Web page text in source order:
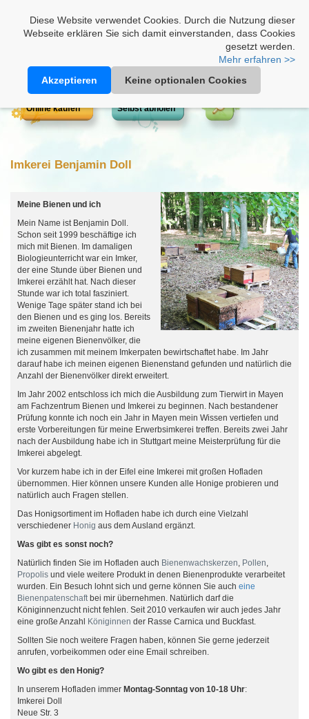
Diese Website verwendet Cookies. Durch die Nutzung dieser
Webseite erklären Sie sich damit einverstanden, dass Cookies
gesetzt werden.
Mehr erfahren >>
Akzeptieren
Keine optionalen Cookies
Online kaufen Selbst abholen
Imkerei Benjamin Doll
Meine Bienen und ich
Mein Name ist Benjamin Doll.
Schon seit 1999 beschäftige ich
mich mit Bienen. Im damaligen
Biologieunterricht war ein Imker,
der eine Stunde über Bienen und
Imkerei erzählt hat. Nach dieser
Stunde war ich total fasziniert.
Wenige Tage später stand ich bei
den Bienen und es ging los. Bereits
im zweiten Bienenjahr hatte ich
meine eigenen Bienenvölker, die
ich zusammen mit meinem Imkerpaten bewirtschaftet habe. Im Jahr
darauf habe ich meinen eigenen Bienenstand gefunden und natürlich die
Anzahl der Bienenvölker direkt erweitert.
Im Jahr 2002 entschloss ich mich die Ausbildung zum Tierwirt in Mayen
am Fachzentrum Bienen und Imkerei zu beginnen. Nach bestandener
Prüfung konnte ich noch ein Jahr in Mayen mein Wissen vertiefen und
erste Vorbereitungen für meine Erwerbsimkerei treffen. Bereits zwei Jahr
nach der Ausbildung habe ich in Stuttgart meine Meisterprüfung für die
Imkerei abgelegt.
Vor kurzem habe ich in der Eifel eine Imkerei mit großen Hofladen
übernommen. Hier können unsere Kunden alle Honige probieren und
natürlich auch Fragen stellen.
Das Honigsortiment im Hofladen habe ich durch eine Vielzahl
verschiedener Honig aus dem Ausland ergänzt.
Was gibt es sonst noch?
Natürlich finden Sie im Hofladen auch Bienenwachskerzen, Pollen,
Propolis und viele weitere Produkt in denen Bienenprodukte verarbeitet
wurden. Ein Besuch lohnt sich und gerne können Sie auch eine
Bienenpatenschaftbei mir übernehmen. Natürlich darf die
Königinnenzucht nicht fehlen. Seit 2010 verkaufen wir auch jedes Jahr
eine große Anzahl
Königinnen der Rasse Carnica und Buckfast.
Sollten Sie noch weitere Fragen haben, können Sie gerne jederzeit
anrufen, vorbeikommen oder eine Email schreiben.
Wo gibt es den Honig?
In unserem Hofladen immer Montag-Sonntag von 10-18 Uhr:
Imkerei Doll
Neue Str. 3